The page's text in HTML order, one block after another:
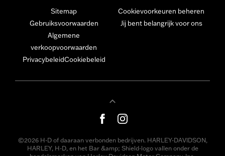
Sitemap
Gebruiksvoorwaarden
Algemene
verkoopvoorwaarden
PrivacybeleidCookiebeleid
Cookievoorkeuren beheren
Jij bent belangrijk voor ons
©2026 H-D of daaraan verbonden bedrijven. HARLEY-DAVIDSON,
HARLEY, H-D, en het Bar &amp; Shield-logo vallen onder de